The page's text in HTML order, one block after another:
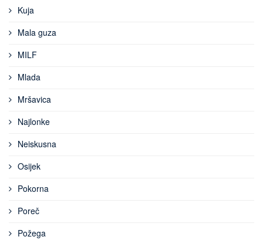
Kuja
Mala guza
MILF
Mlada
Mršavica
Najlonke
Neiskusna
Osijek
Pokorna
Poreč
Požega